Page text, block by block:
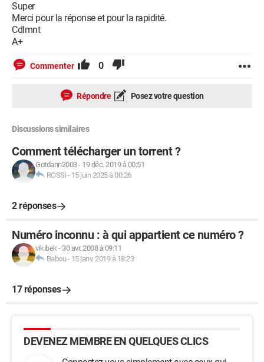
Super
Merci pour la réponse et pour la rapidité.
Cdlmnt
A+
Commenter 0
Répondre Posez votre question
Discussions similaires
Comment télécharger un torrent ?
Gotdann2003- 19 déc. 2019 à 00:51
ROSSi - 15 juin 2025 à 00:26
2 réponses
Numéro inconnu : à qui appartient ce numéro ?
vikibek- 30 avr. 2008 à 09:11
Babou- 15 janv. 2019 à 18:23
17 réponses
DEVENEZ MEMBRE EN QUELQUES CLICS